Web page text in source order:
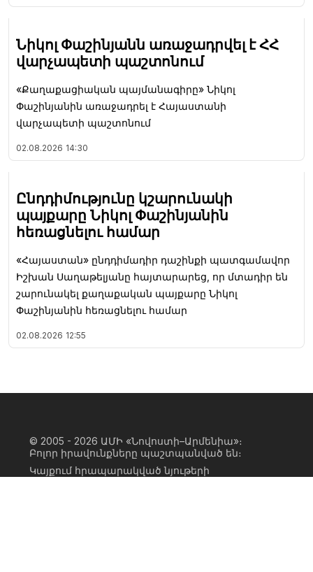
Նիկոլ Փաշինյանն առաջադրվել է ՀՀ
վարչապետի պաշտոնում
«Քաղաքացիական պայմանագիրը» Նիկոլ
Փաշինյանին առաջադրել է Հայաստանի
վարչապետի պաշտոնում
02.08.2026 14:30
Ընդդիմությունը կշարունակի
պայքարը Նիկոլ Փաշինյանին
հեռացնելու համար
«Հայաստան» ընդդիմադիր դաշինքի պատգամավոր
Իշխան Սաղաթելյանը հայտարարեց, որ մտադիր են
շարունակել քաղաքական պայքարը Նիկոլ
Փաշինյանին հեռացնելու համար
02.08.2026 12:55
© 2005 - 2026 ԱՄԻ «Նովոստի–Արմենիա»։
Բոլոր իրավունքները պաշտպանված են։
Կայքում հրապարակված նյութերի